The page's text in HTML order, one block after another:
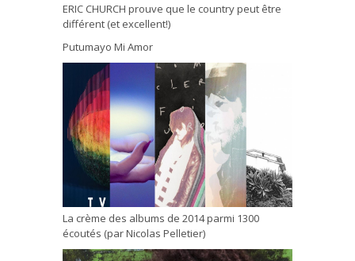
ERIC CHURCH prouve que le country peut être
différent (et excellent!)
Putumayo Mi Amor
La crème des albums de 2014 parmi 1300
écoutés (par Nicolas Pelletier)